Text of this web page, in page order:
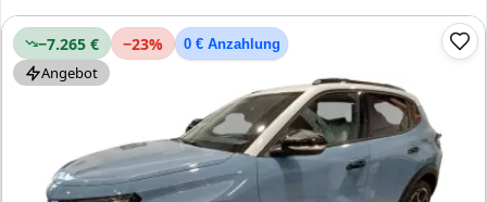
−7.265 € −23% 0 € Anzahlung
Angebot